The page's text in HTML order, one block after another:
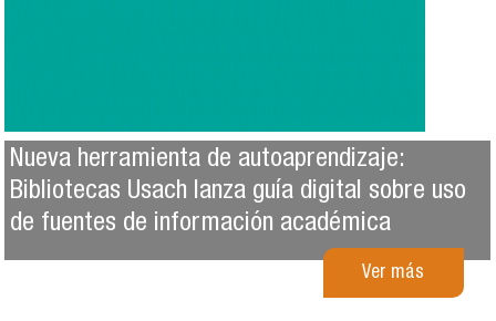
Nueva herramienta de autoaprendizaje:
Bibliotecas Usach lanza guía digital sobre uso
de fuentes de información académica
Ver más